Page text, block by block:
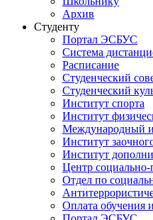
Архив
Студенту
Портал ЭСБУС
Система
Расписание
Студенческий
Студенческий
Институт спорта
Институт
Международный
Институт
Институт
Центр социально-
Отдел по
Оплата обучения